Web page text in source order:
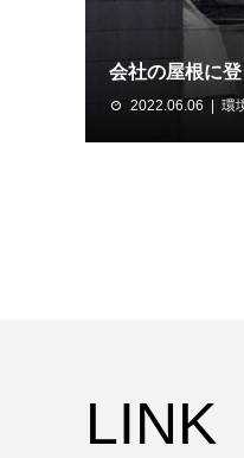
会社の屋根に登
2022.06.06 環
LINK